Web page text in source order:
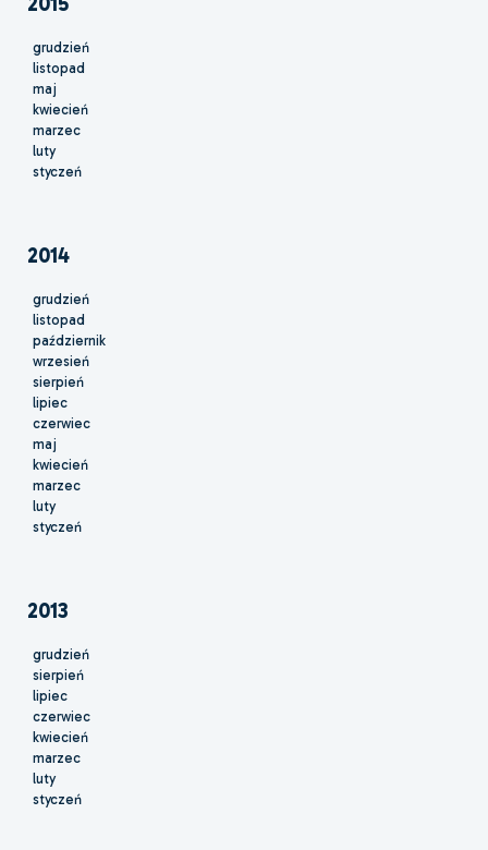
grudzień
listopad
maj
kwiecień
marzec
luty
styczeń
2014
grudzień
listopad
październik
wrzesień
sierpień
lipiec
czerwiec
maj
kwiecień
marzec
luty
styczeń
2013
grudzień
sierpień
lipiec
czerwiec
kwiecień
marzec
luty
styczeń